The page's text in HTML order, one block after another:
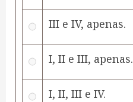
III e IV, apenas.
I, II e III, apenas.
I, II, III e IV.